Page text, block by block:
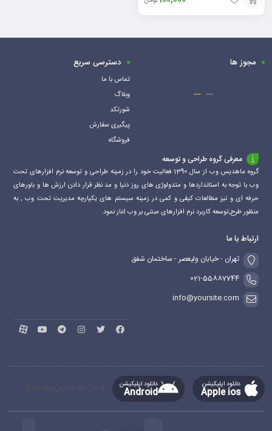
افزودن
به
مجوز ها دسترسی سریع
تماس با ما
وبلاگ
شورتکد
پیگیری سفارش
فروشگاه
معرفی گروه طراحی و توسعه
گروه ماهدیس وب از سال 1390 فعالیت خود را در زمینه طراحی و توسعه نرم افزارهای تحت
وب با توجه به استانداردها و متدولوژی های روز دنیا و مد نظر قرار دادن ارزش ها و باورهای
حرفه ای و نیز مطالعات کیفی و کمی در زمینه سیستم های یکپارچه مدیریت تحت وب , به
منظور طرح,توسعه کاربرد نرم افزارهای مبتنی بر وب اغاز نمود.
ارتباط با ما
تهران - خیابان ولیعصر - ساختمان شفق
021-55887744
info@yoursite.com
دانلود اپلیکیشن
Apple ios
دانلود اپلیکیشن
Android